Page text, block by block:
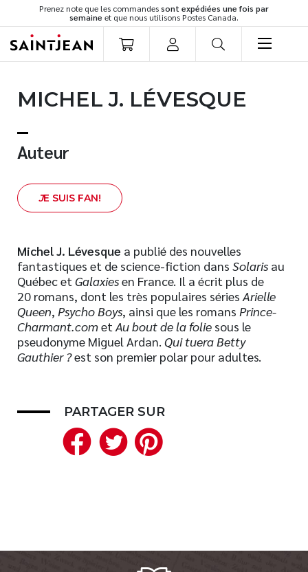
Prenez note que les commandessont expédiées une fois par
semaine et que nous utilisons Postes Canada.
Romans
Développement personnel
Spiritualité
Famille
Témoignages
Vie pratique
Finances
Nouveautés
Numérique
Page vedette
AUTEURS
MICHEL J. LÉVESQUE
Auteur
JE SUIS FAN!
Michel J. Lévesque a publié des nouvelles
fantastiques et de science-fiction dans Solaris au
Québec et Galaxiesen France. Il a écrit plus de
20 romans, dont les très populaires séries Arielle
Queen, Psycho Boys, ainsi que les romans Prince-
Charmant.comet Au bout de la folie sous le
pseudonyme Miguel Ardan. Qui tuera Betty
Gauthier?est son premier polar pour adultes.
PARTAGER SUR
Facebook
Twitter